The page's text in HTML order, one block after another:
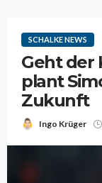
SCHALKE NEWS
Geht der
plant
Zukunft
Ingo Krüger